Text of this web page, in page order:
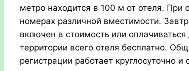
метро находится в 100 м от отеля.
номерах различной вместимости.
включен в стоимость или
территории всего отеля бесплатно.
регистрации работает круглосуточно